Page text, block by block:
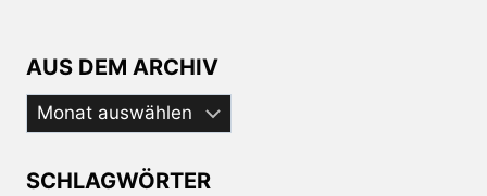
AUS DEM ARCHIV
Aus
dem
SCHLAGWÖRTER